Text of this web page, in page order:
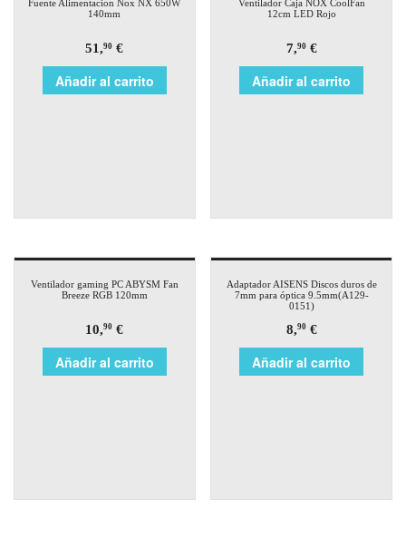
Fuente Alimentacion Nox NX 650W
140mm
51,90 €
Añadir al carrito
Ventilador Caja NOX CoolFan
12cm LED Rojo
7,90€
Añadir al carrito
Ventilador gaming PC ABYSM Fan
Breeze RGB 120mm
10,90 €
Añadir al carrito
Adaptador AISENS Discos duros de
7mm para óptica 9.5mm(A129-
0151)
8,90€
Añadir al carrito